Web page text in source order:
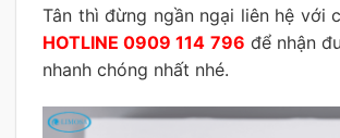
Tân thì đừng ngần ngại liên hệ với
HOTLINE 0909 114 796 để nhận
nhanh chóng nhất nhé.